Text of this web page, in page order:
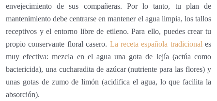
envejecimiento de sus compañeras. Por lo tanto, tu plan de
mantenimiento debe centrarse en mantener el agua limpia, los tallos
receptivos y el entorno libre de etileno. Para ello, puedes crear tu
propio conservante floral casero. La receta española tradicional es
muy efectiva: mezcla en el agua una gota de lejía (actúa como
bactericida), una cucharadita de azúcar (nutriente para las flores) y
unas gotas de zumo de limón (acidifica el agua, lo que facilita la
absorción).